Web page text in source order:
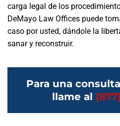
carga legal de los
DeMayo Law Offices puede
caso por usted, dándole la
sanar y reconstruir.
Para una
llame al